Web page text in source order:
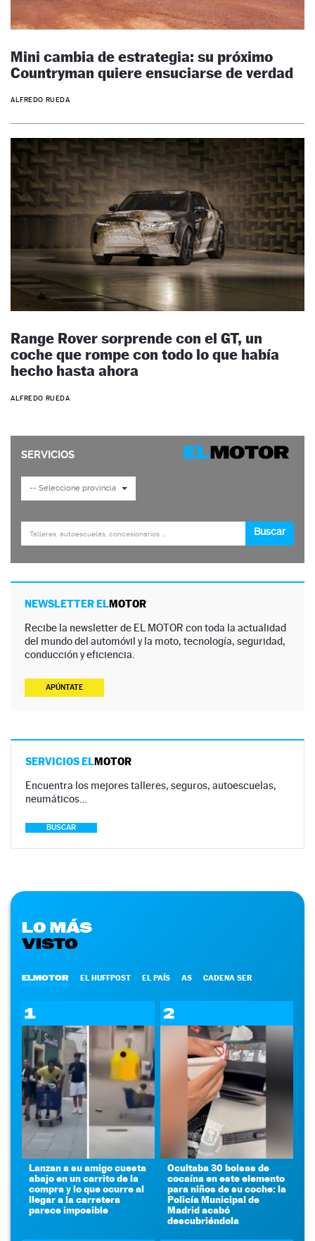
Mini cambia de estrategia: su próximo
Countryman quiere ensuciarse de verdad
ALFREDO RUEDA
Range Rover sorprende con el GT, un
coche que rompe con todo lo que había
hecho hasta ahora
ALFREDO RUEDA
NEWSLETTER ELMOTOR
Recibe la newsletter de EL MOTOR con toda la actualidad
del mundo del automóvil y la moto, tecnología, seguridad,
conducción y eficiencia.
APÚNTATE
SERVICIOS ELMOTOR
Encuentra los mejores talleres, seguros, autoescuelas,
neumáticos…
BUSCAR
LO MÁS
VISTO
ELMOTOR EL HUFFPOST EL PAÍS AS CADENA SER
1
Lanzan a su amigo cuesta
abajo en un carrito de la
compra y lo que ocurre al
llegar a la carretera
parece imposible
2
Ocultaba 30 bolsas de
cocaína en este elemento
para niños de su coche: la
Policía Municipal de
Madrid acabó
descubriéndola